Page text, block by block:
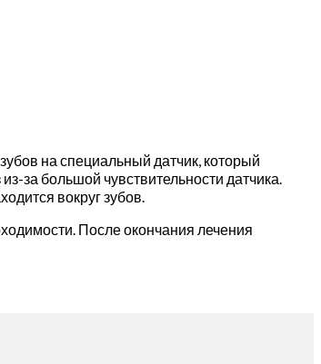
на специальный датчик, который
за большой чувствительности датчика.
вокруг зубов.
После окончания лечения